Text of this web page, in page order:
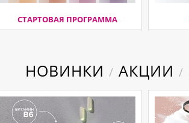
СТАРТОВАЯ ПРОГРАММА
НОВИНКИ / АКЦИИ /